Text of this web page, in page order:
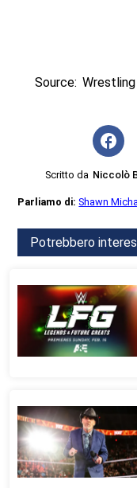
Source:
Scritto da Niccolò
Parliamo di:Shawn
Potrebbero